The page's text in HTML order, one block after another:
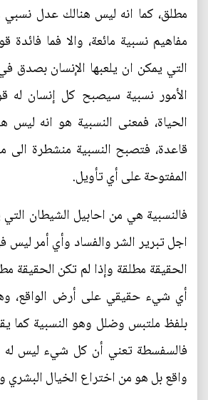
مطلق، كما انه ليس هنالك عدل
مفاهيم نسبية مائعة، والا فما فائدة
التي يمكن ان يلعبها الإنسان بصدق
الأمور نسبية سيصبح كل إنسان له
الحياة، فمعنى النسبية هو انه ليس
قاعدة، فتصبح النسبية منشطرة الى
المفتوحة على أي تأويل.
فالنسبية هي من احابيل الشيطان
اجل تبرير الشر والفساد وأي أمر
الحقيقة مطلقة وإذا لم تكن الحقيقة
أي شيء حقيقي على أرض الواقع،
بلفظ ملتبس وضلل وهو النسبية كما
فالسفسطة تعني أن كل شيء ليس له
واقع بل هو من اختراع الخيال البشري